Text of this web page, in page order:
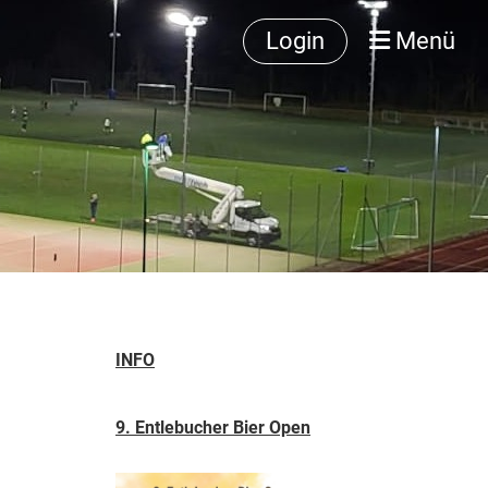
Login Menü
INFO
9. Entlebucher Bier Open